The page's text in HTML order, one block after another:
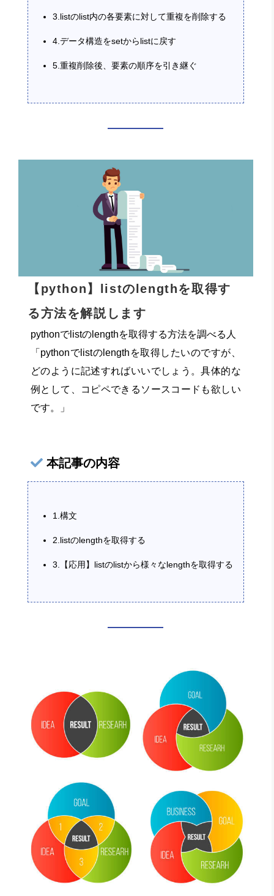
3.listのlist内の各要素に対して重複を削除する
4.データ構造をsetからlistに戻す
5.重複削除後、要素の順序を引き継ぐ
【python】listのlengthを取得す
る方法を解説します
pythonでlistのlengthを取得する方法を調べる人
「pythonでlistのlengthを取得したいのですが、
どのように記述すればいいでしょう。具体的な
例として、コピペできるソースコードも欲しい
です。」
本記事の内容
1.構文
2.listのlengthを取得する
3.【応用】listのlistから様々なlengthを取得する